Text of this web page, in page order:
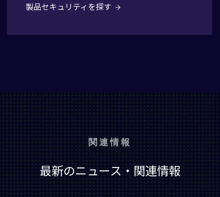
製品セキュリティを探す
関連情報
最新のニュース・関連情報